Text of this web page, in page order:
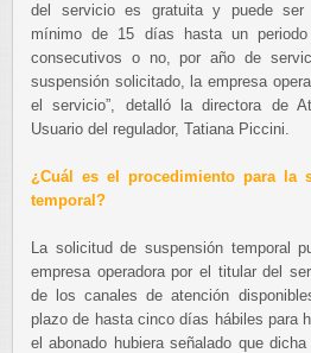
del servicio es gratuita y puede ser
mínimo de 15 días hasta un
consecutivos o no, por año de
suspensión solicitado, la empresa
el servicio”, detalló la directora de
Usuario del regulador, Tatiana Piccini.
¿Cuál es el procedimiento para la
temporal?
La solicitud de suspensión temporal
empresa operadora por el titular del
de los canales de atención
plazo de hasta cinco días hábiles para
el abonado hubiera señalado que